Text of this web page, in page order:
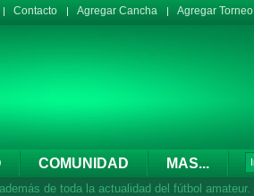
Contacto Agregar Cancha Agregar Torneo
COMUNIDAD MAS...
de toda la actualidad del fútbol amateur.